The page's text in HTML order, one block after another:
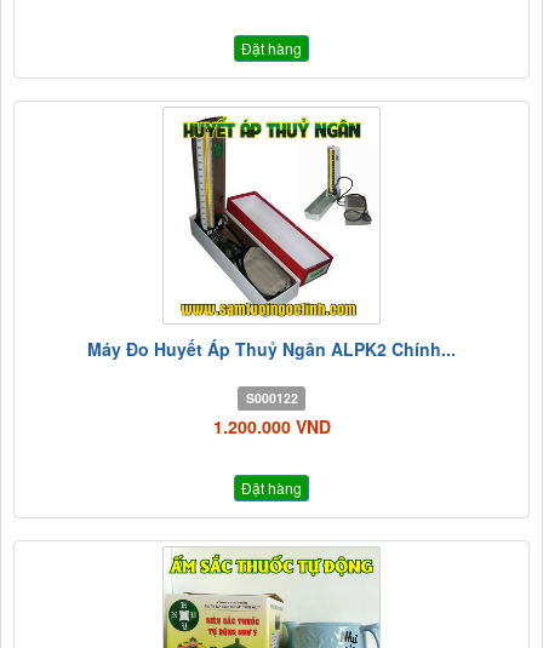
Đặt hàng
Máy Đo Huyết Áp Thuỷ Ngân ALPK2 Chính...
S000122
1.200.000 VND
Đặt hàng